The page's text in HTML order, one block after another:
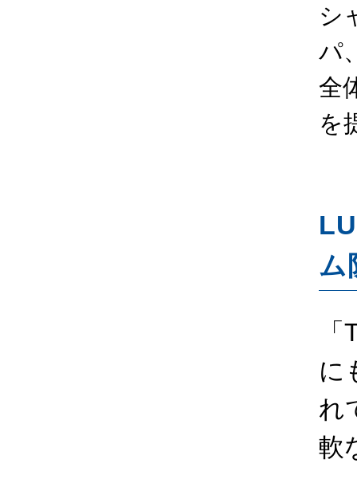
シ
パ
全
を
ム
に
れ
軟